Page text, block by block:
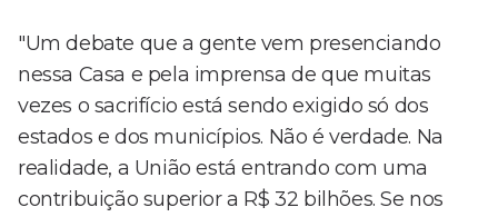
"Um debate que a gente vem presenciando
nessa Casa e pela imprensa de que muitas
vezes o sacrifício está sendo exigido só dos
estados e dos municípios. Não é verdade. Na
realidade, a União está entrando com uma
contribuição superior a R$ 32 bilhões. Se nos